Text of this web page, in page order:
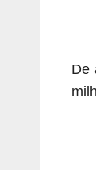
De